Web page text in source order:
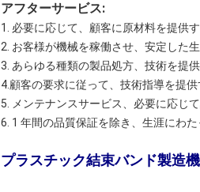
アフターサービス:
1. 必要に応じて、顧客に原材料を提供す
2. お客様が機械を稼働させ、安定した
3. あらゆる種類の製品処方、技術を提
4.顧客の要求に従って、技術指導を提供
5. メンテナンスサービス、必要に応じ
6. 1 年間の品質保証を除き、生涯にわ
プラスチック結束バンド製造